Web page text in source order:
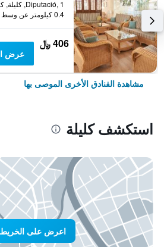
0.4 كيلومتر عن وسط المدينة
406 ﷼
عرض
مشاهدة الفنادق الأخرى الموصى بها
استكشف كليلة
اعرض على